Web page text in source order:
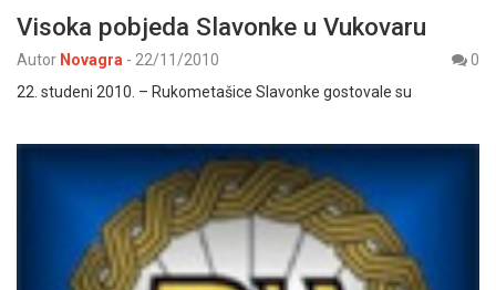
Visoka pobjeda Slavonke u Vukovaru
Autor Novagra - 22/11/2010
0
22. studeni 2010. – Rukometašice Slavonke gostovale su